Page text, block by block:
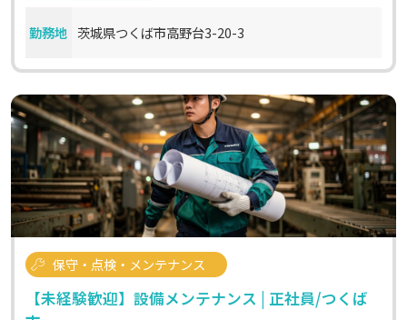
勤務地 茨城県つくば市高野台3-20-3
保守・点検・メンテナンス
【未経験歓迎】設備メンテナンス | 正社員/つくば